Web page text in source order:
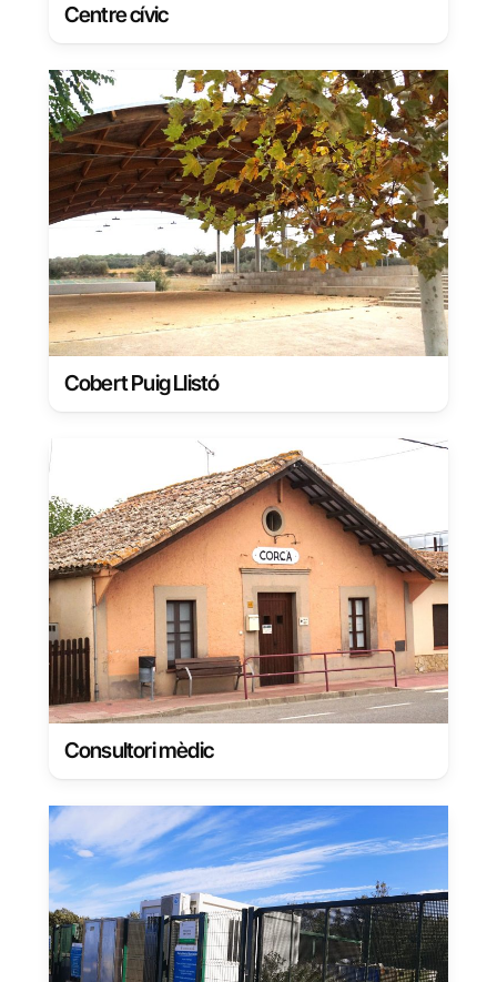
Centre cívic
Cobert Puig Llistó
Consultori mèdic